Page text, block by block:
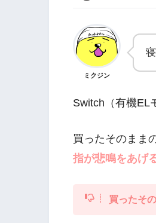
ミクジン
Switch（有機EL
買ったそのまま
指が悲鳴をあげ
買ったそ